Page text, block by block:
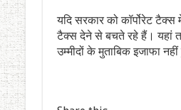
यदि सरकार को कॉर्पोरेट
टैक्स देने से बचते रहे हैं। यहां
उम्मीदों के मुताबिक इजाफा